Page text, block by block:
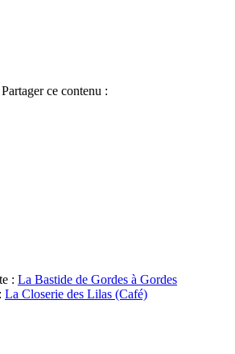
Partager ce contenu :
Telegram
: La Bastide de Gordes à Gordes
La Closerie des Lilas (Café)